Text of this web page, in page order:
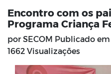
Encontro com os
Programa Criança
por SECOM Publicado em
1662 Visualizações